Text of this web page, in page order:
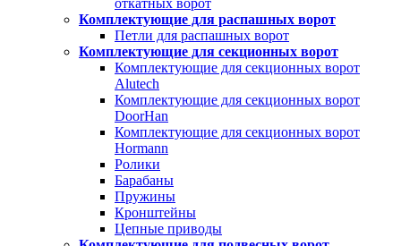
откатных ворот
Комплектующие для распашных ворот
Петли для распашных ворот
Комплектующие для секционных ворот
Комплектующие для секционных ворот
Alutech
Комплектующие для секционных ворот
DoorHan
Комплектующие для секционных ворот
Hormann
Ролики
Барабаны
Пружины
Кронштейны
Цепные приводы